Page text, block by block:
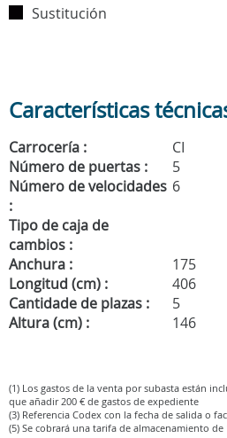
Sustitución
Características
Carrocería :
CI
Número de puertas :
5
Número de velocidades
:
6
Tipo de caja de
cambios :
Anchura :
175
Longitud (cm) :
406
Cantidade de plazas :
5
Altura (cm) :
146
(1) Los gastos de la venta por subasta están
que añadir 200 € de gastos de expediente
(3) Referencia Codex con la fecha de salida o
(5) Se cobrará una tarifa de almacenamiento